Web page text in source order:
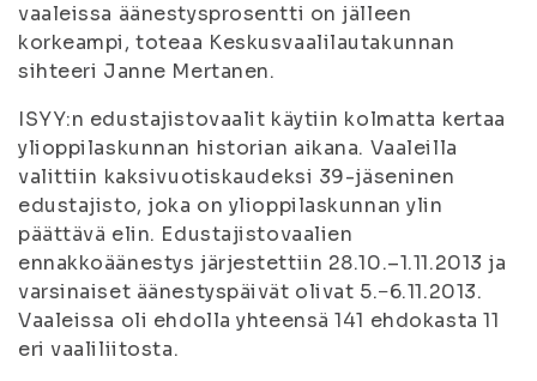
vaaleissa äänestysprosentti on jälleen
korkeampi, toteaa Keskusvaalilautakunnan
sihteeri Janne Mertanen.
ISYY:n edustajistovaalit käytiin kolmatta kertaa
ylioppilaskunnan historian aikana. Vaaleilla
valittiin kaksivuotiskaudeksi 39-jäseninen
edustajisto, joka on ylioppilaskunnan ylin
päättävä elin. Edustajistovaalien
ennakkoäänestys järjestettiin 28.10.–1.11.2013 ja
varsinaiset äänestyspäivät olivat 5.−6.11.2013.
Vaaleissa oli ehdolla yhteensä 141 ehdokasta 11
eri vaaliliitosta.